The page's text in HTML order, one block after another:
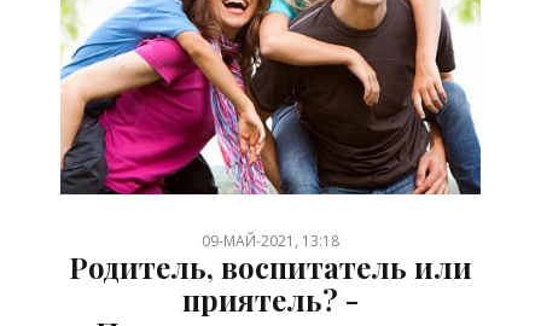
/
09-МАЙ-2021, 13:18
Родитель, воспитатель или
приятель? -